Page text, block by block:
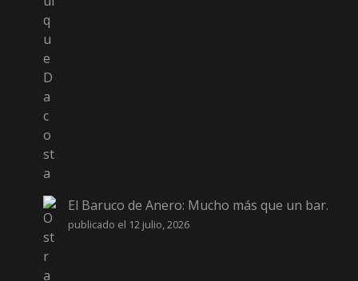
El Baruco de Anero: Mucho más que un bar.
publicado el 12 julio, 2026